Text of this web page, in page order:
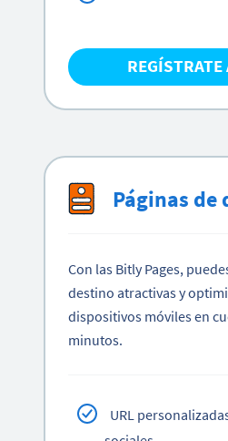
REGÍSTRATE
Páginas de
Con las Bitly Pages,
destino atractivas y
dispositivos móviles en
minutos.
URL